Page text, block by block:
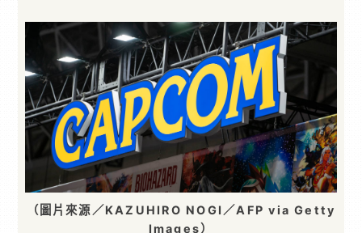
（圖片來源／KAZUHIRO NOGI／AFP via Getty
Images）